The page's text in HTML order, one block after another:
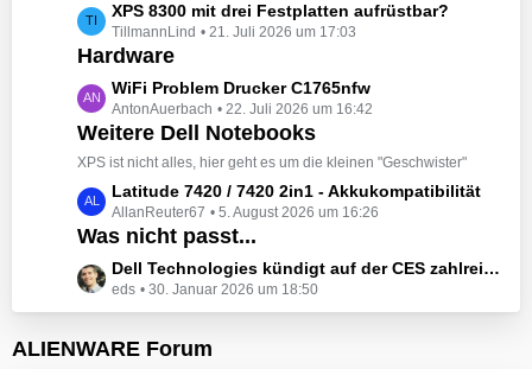
e
B
i
r
ä
g
e
L
e
t
z
t
e
B
i
r
ä
g
XPS 8300 mit drei Festplatten aufrüstbar?
TillmannLind 21. Juli 2026 um 17:03
Hardware
L
e
t
z
e
B
i
ä
WiFi Problem Drucker C1765nfw
AntonAuerbach 22. Juli 2026 um 16:42
Weitere Dell Notebooks
XPS ist nicht alles, hier geht es um die kleinen "Geschwister"
L
e
t
z
t
e
e
Latitude 7420 / 7420 2in1 - Akkukompatibilität
AllanReuter67 5. August 2026 um 16:26
Was nicht passt...
L
e
t
z
Dell Technologies kündigt auf der CES zahlreiche Alienware-Neuheiten an
eds 30. Januar 2026 um 18:50
ALIENWARE Forum